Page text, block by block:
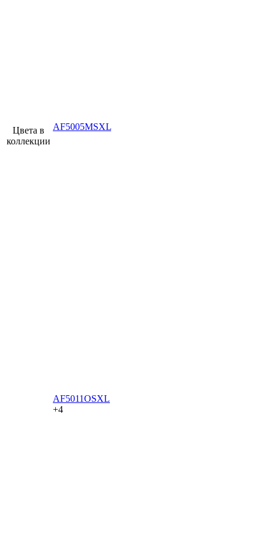
Цвета в
коллекции
AF5005MSXL
AF5011OSXL
+4